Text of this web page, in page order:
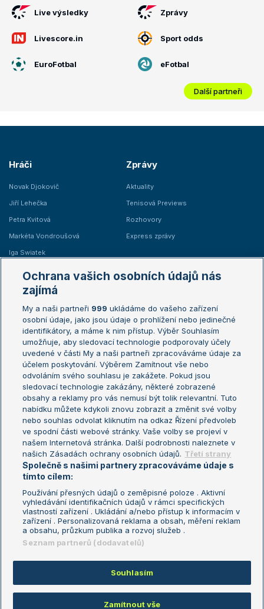
Live výsledky Zprávy
Livescore.in Sport odds
EuroFotbal eFotbal
Další partneři
Hráči
Novak Djokovič
Jiří Lehečka
Petra Kvitová
Markéta Vondroušová
Iga Swiatek
Zprávy
Aktuality
Tenisová Previews
Rozhovory
Express zprávy
Žebříčky
Žebříček ATP (muži)
Žebříček WTA (ženy)
Sázkařský žebříček
Australian Open
French Open
Wimbledon
US Open
Turnaj mistrů
Turnaj mistryň
Aktualní trendy
Fotbalové přestupy
Livesport Daily
LS Prague Open
Podmínky užití
Nastavení soukromí
GDPR a žurnalistika
Reklama
Kontakt
Informace o zpracování osobních
údajů
Copyright © 2008-2026 TenisPortal.cz. Využíváme zpravodajství ČTK.
Ochrana vašich osobních údajů nás
zajímá
My a naši partneři 999 ukládáme do vašeho zařízení
osobní údaje, jako jsou údaje o prohlížení nebo jedinečné
identifikátory, a máme k nim přístup. Výběr Souhlasím
umožňuje, aby sledovací technologie podporovaly účely
uvedené v části My a naši partneři zpracováváme údaje za
účelem poskytování. Výběrem Zamítnout vše nebo
odvoláním svého souhlasu je zakážete. Pokud jsou
sledovací technologie zakázány, některé zobrazené
obsahy a reklamy pro vás nemusí být tolik relevantní. Tuto
nabídku můžete kdykoli znovu zobrazit a změnit své volby
nebo souhlas odvolat kliknutím na odkaz Řízení předvoleb
ve spodní části webové stránky. Vaše volby se projeví v
našem Internetová stránka. Další podrobnosti naleznete v
našich Zásadách ochrany osobních údajů. Třetí strany
Společně s našimi partnery zpracováváme údaje s
tímto cílem:
Používání přesných údajů o zeměpisné poloze . Aktivní
vyhledávání identifikačních údajů v rámci specifických
vlastností zařízení . Ukládání a/nebo přístup k informacím v
zařízení . Personalizovaná reklama a obsah, měření reklam
a obsahu, průzkum publika a rozvoj služeb .
Seznam partnerů (dodavatelů)
Souhlasím
Zamítnout vše